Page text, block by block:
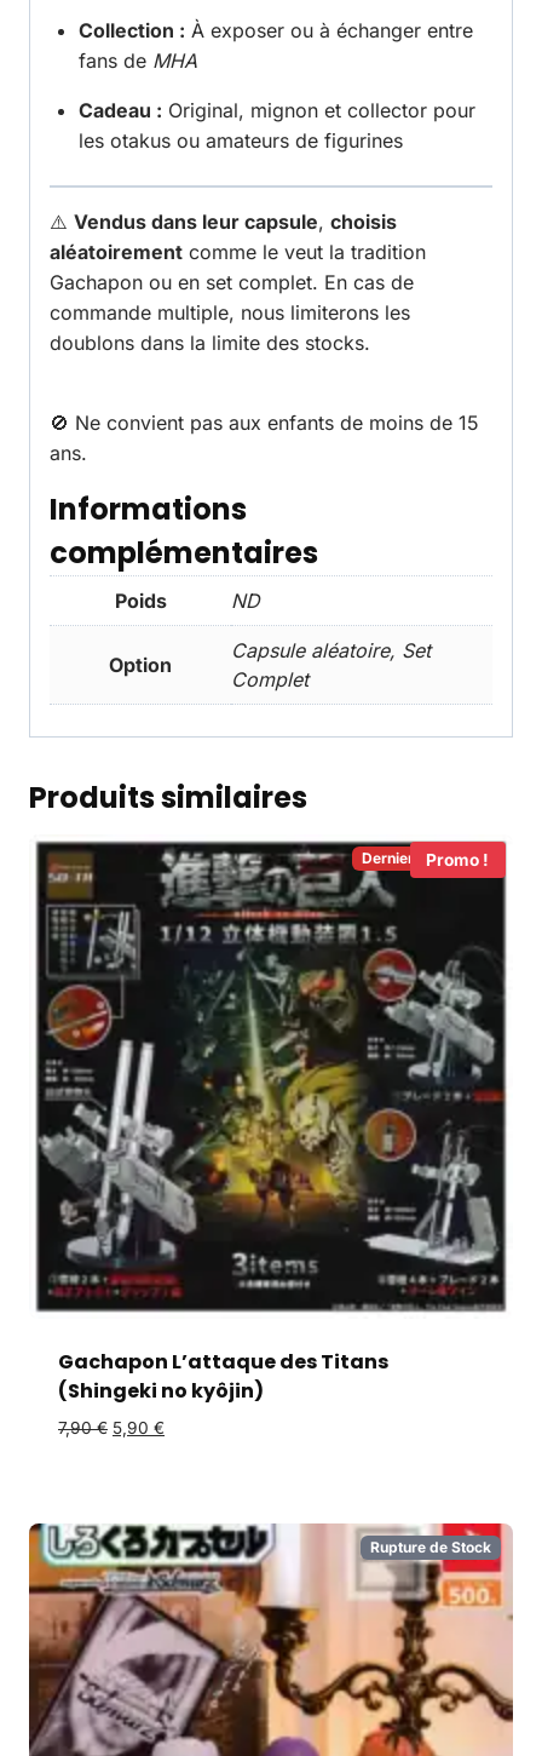
Collection : À exposer ou à échanger entre
fans de MHA
Cadeau : Original, mignon et collector pour
les otakus ou amateurs de figurines
⚠️ Vendus dans leur capsule, choisis
aléatoirement comme le veut la tradition
Gachapon ou en set complet. En cas de
commande multiple, nous limiterons les
doublons dans la limite des stocks.
🚫 Ne convient pas aux enfants de moins de 15
ans.
Informations
complémentaires
Poids ND
Option
Capsule aléatoire, Set
Complet
Produits similaires
Derniers en Stock!
Promo !
Gachapon L’attaque des Titans
(Shingeki no kyôjin)
7,90€ 5,90 €
Rupture de Stock